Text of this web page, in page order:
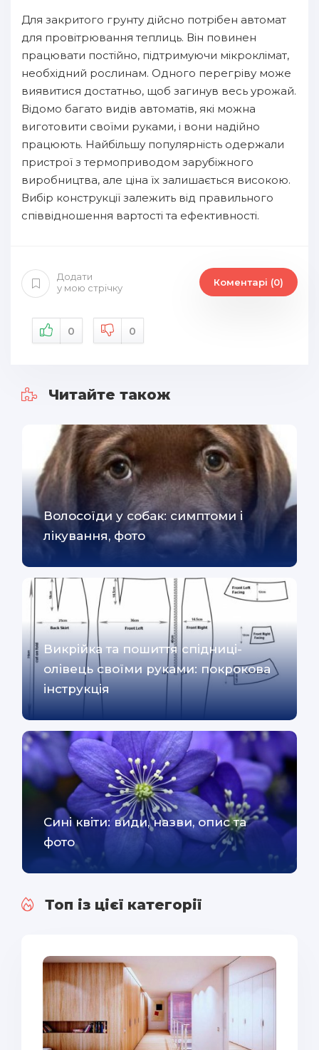
Для закритого грунту дійсно потрібен автомат
для провітрювання теплиць. Він повинен
працювати постійно, підтримуючи мікроклімат,
необхідний рослинам. Одного перегріву може
виявитися достатньо, щоб загинув весь урожай.
Відомо багато видів автоматів, які можна
виготовити своїми руками, і вони надійно
працюють. Найбільшу популярність одержали
пристрої з термоприводом зарубіжного
виробництва, але ціна їх залишається високою.
Вибір конструкції залежить від правильного
співвідношення вартості та ефективності.
Додати
у мою стрічку
Коментарі (0)
0 0
Читайте також
Волосоїди у собак: симптоми і
лікування, фото
Викрійка та пошиття спідниці-
олівець своїми руками: покрокова
інструкція
Сині квіти: види, назви, опис та
фото
Топ із цієї категорії